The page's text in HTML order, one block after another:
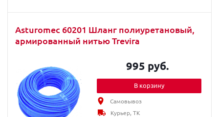
Asturomec 60201 Шланг полиуретановый,
армированный нитью Trevira
995 руб.
В корзину
Самовывоз
Курьер, ТК